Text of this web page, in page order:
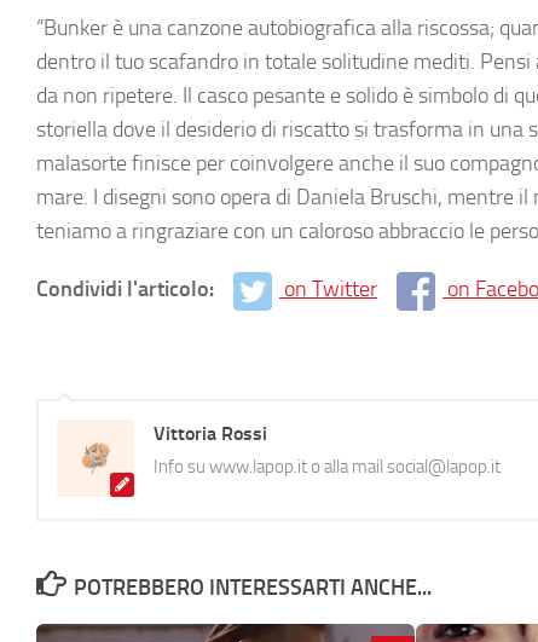
“Bunker è una canzone autobiografica alla riscossa;
dentro il tuo scafandro in totale solitudine mediti.
da non ripetere. Il casco pesante e solido è simbolo di
storiella dove il desiderio di riscatto si trasforma in una
malasorte finisce per coinvolgere anche il suo
mare. I disegni sono opera di Daniela Bruschi, mentre
teniamo a ringraziare con un caloroso abbraccio le
Condividi l'articolo: on Twitter on
Vittoria Rossi
Info su www.lapop.it o alla mail social@lapop.it
POTREBBERO INTERESSARTI ANCHE...